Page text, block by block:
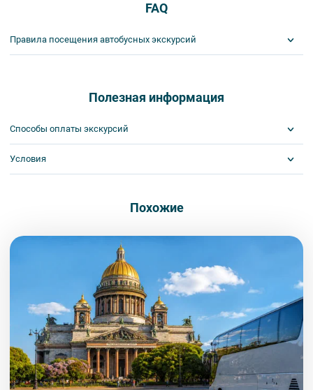
FAQ
Правила посещения автобусных экскурсий
общего объема и качества услуг. Время отъезда на экскурсии
может быть изменено на более раннее или более позднее.
Важнейшим приоритетом в нашей работе является обеспечение
вашей безопасности и комфорта в ходе проведения экскурсий и
соблюдение которых сделает ваш отдых приятным, комфортным
и безопасным.
- употреблять алкоголь,
- перемещаться по салону во время движения автобуса,
- провозить предметы, имеющие резкий запах,
- провозить острые, колющие и режущие предметы,
- мусорить.
2. Пожалуйста, будьте вежливы по отношению друг к другу:
не разговаривайте громко, не мешайте другим пассажирам и, по
возможности, воздержитесь от использования мобильных
устройств во время экскурсии.
3. Перед началом движения экскурсанту необходимо
Полезная информация
Способы оплаты экскурсий
Условия
Похожие